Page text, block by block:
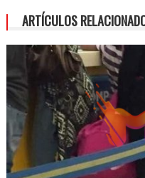
ARTÍCULOS